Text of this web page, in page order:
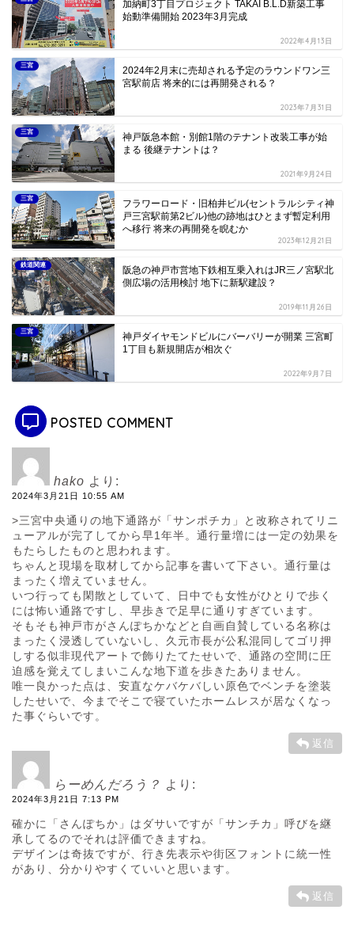
加納町3丁目プロジェクト TAKAI B.L.D新築工事
始動準備開始 2023年3月完成
2022年4月13日
三宮
2024年2月末に売却される予定のラウンドワン三
宮駅前店 将来的には再開発される？
2023年7月31日
三宮
神戸阪急本館・別館1階のテナント改装工事が始
まる 後継テナントは？
2021年9月24日
三宮
フラワーロード・旧柏井ビル(セントラルシティ神
戸三宮駅前第2ビル)他の跡地はひとまず暫定利用
へ移行 将来の再開発を睨むか
2023年12月21日
鉄道関連
阪急の神戸市営地下鉄相互乗入れはJR三ノ宮駅北
側広場の活用検討 地下に新駅建設？
2019年11月26日
三宮
神戸ダイヤモンドビルにバーバリーが開業 三宮町
1丁目も新規開店が相次ぐ
2022年9月7日
POSTED COMMENT
hako より:
2024年3月21日 10:55 AM
>三宮中央通りの地下通路が「サンポチカ」と改称されてリニ
ューアルが完了してから早1年半。通行量増には一定の効果を
もたらしたものと思われます。
ちゃんと現場を取材してから記事を書いて下さい。通行量は
まったく増えていません。
いつ行っても閑散としていて、日中でも女性がひとりで歩く
には怖い通路ですし、早歩きで足早に通りすぎています。
そもそも神戸市がさんぽちかなどと自画自賛している名称は
まったく浸透していないし、久元市長が公私混同してゴリ押
しする似非現代アートで飾りたてたせいで、通路の空間に圧
迫感を覚えてしまいこんな地下道を歩きたありません。
唯一良かった点は、安直なケバケバしい原色でベンチを塗装
したせいで、今までそこで寝ていたホームレスが居なくなっ
た事ぐらいです。
返信
らーめんだろう？ より:
2024年3月21日 7:13 PM
確かに「さんぽちか」はダサいですが「サンチカ」呼びを継
承してるのでそれは評価できますね。
デザインは奇抜ですが、行き先表示や街区フォントに統一性
があり、分かりやすくていいと思います。
返信